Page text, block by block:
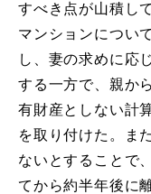
すべき点が山積し
マンションについ
し、妻の求めに応
する一方で、親か
有財産としない計
を取り付けた。ま
ないとすることで
てから約半年後に